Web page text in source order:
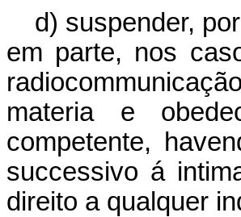
d) suspender,
em parte, nos
materia e
competente,
successivo á
direito a qualquer